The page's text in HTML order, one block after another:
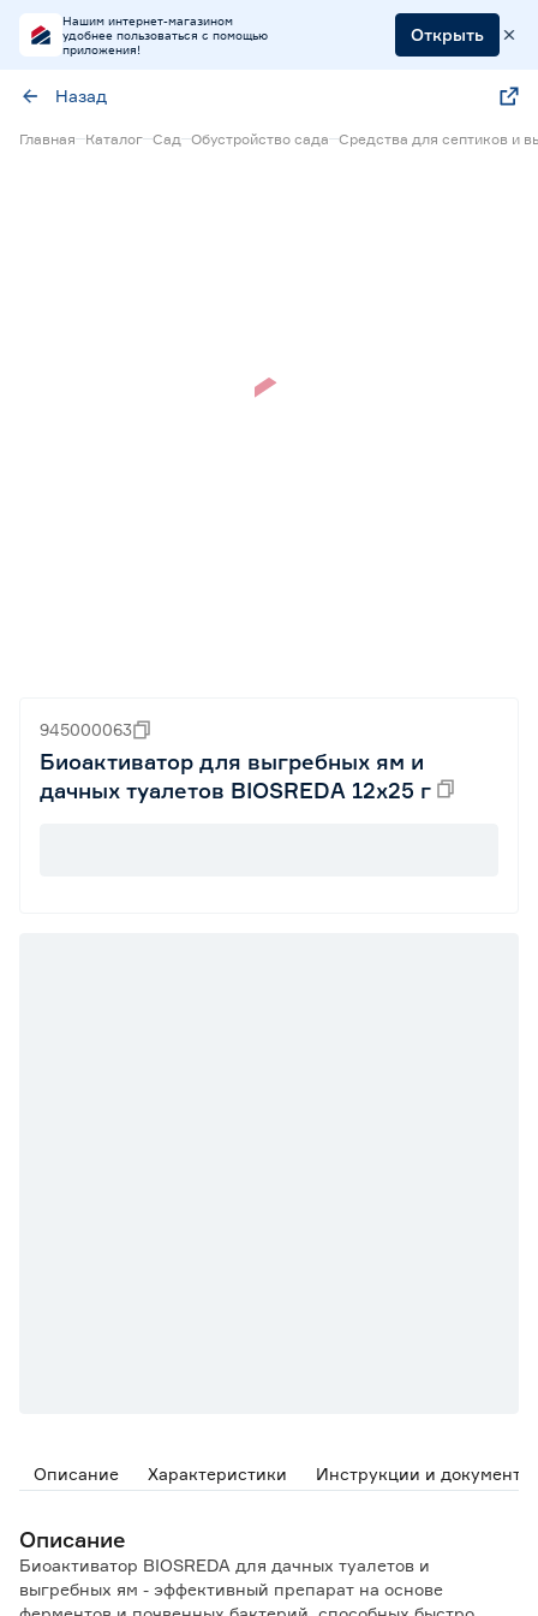
Нашим интернет-магазином
удобнее пользоваться с помощью
приложения!
Открыть
Назад
Главная Каталог Сад Обустройство сада Средства для септиков и
945000063
Биоактиватор для выгребных ям и
дачных туалетов BIOSREDA 12х25 г
Описание Характеристики Инструкции и документы
Описание
Биоактиватор BIOSREDA для дачных туалетов и
выгребных ям - эффективный препарат на основе